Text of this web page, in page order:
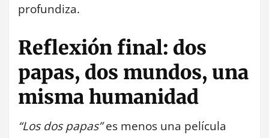
profundiza.
Reflexión final: dos
papas, dos mundos, una
misma humanidad
“Los dos papas”es menos una película